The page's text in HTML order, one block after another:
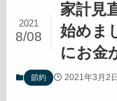
家計見
始め
にお金
2021
8/08
節約 2021年3月2日